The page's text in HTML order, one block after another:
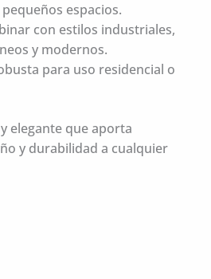
espacios.
con estilos industriales,
y modernos.
para uso residencial o
elegante que aporta
y durabilidad a cualquier